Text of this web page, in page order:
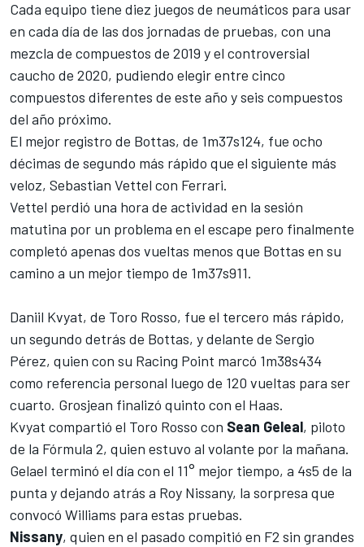
Cada equipo tiene diez juegos de neumáticos para usar
en cada día de las dos jornadas de pruebas, con una
mezcla de compuestos de 2019 y el controversial
caucho de 2020, pudiendo elegir entre cinco
compuestos diferentes de este año y seis compuestos
del año próximo.
El mejor registro de Bottas, de 1m37s124, fue ocho
décimas de segundo más rápido que el siguiente más
veloz, Sebastian Vettel con Ferrari.
Vettel perdió una hora de actividad en la sesión
matutina por un problema en el escape pero finalmente
completó apenas dos vueltas menos que Bottas en su
camino a un mejor tiempo de 1m37s911.
Daniil Kvyat, de Toro Rosso, fue el tercero más rápido,
un segundo detrás de Bottas, y delante de Sergio
Pérez, quien con su Racing Point marcó 1m38s434
como referencia personal luego de 120 vueltas para ser
cuarto. Grosjean finalizó quinto con el Haas.
Kvyat compartió el Toro Rosso con Sean Geleal, piloto
de la Fórmula 2, quien estuvo al volante por la mañana.
Gelael terminó el día con el 11° mejor tiempo, a 4s5 de la
punta y dejando atrás a Roy Nissany, la sorpresa que
convocó Williams para estas pruebas.
Nissany, quien en el pasado compitió en F2 sin grandes